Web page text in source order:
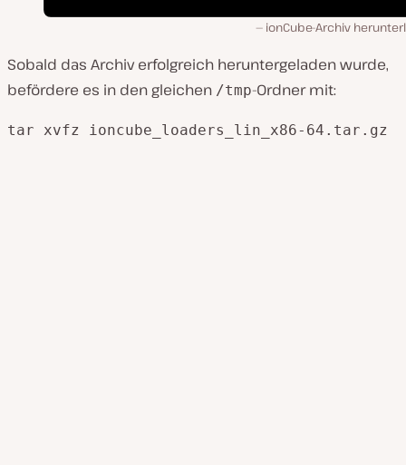
ionCube-Archiv
Sobald das Archiv erfolgreich heruntergeladen wurde,
befördere es in den gleichen /tmp-Ordner mit:
tar xvfz ioncube_loaders_lin_x86- 64 .tar .gz